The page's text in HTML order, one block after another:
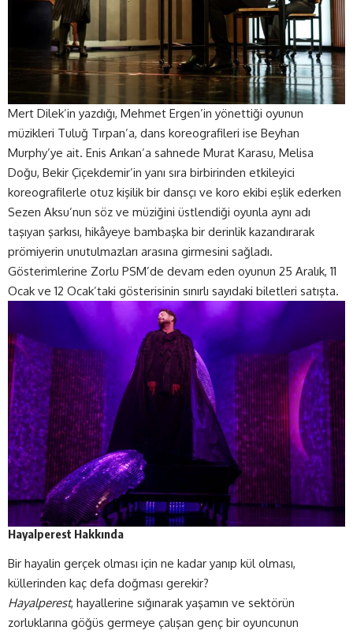
Mert Dilek’in yazdığı, Mehmet Ergen’in yönettiği oyunun
müzikleri Tuluğ Tırpan’a, dans koreografileri ise Beyhan
Murphy’ye ait. Enis Arıkan’a sahnede Murat Karasu, Melisa
Doğu, Bekir Çiçekdemir’in yanı sıra birbirinden etkileyici
koreografilerle otuz kişilik bir dansçı ve koro ekibi eşlik ederken
Sezen Aksu’nun söz ve müziğini üstlendiği oyunla aynı adı
taşıyan şarkısı, hikâyeye bambaşka bir derinlik kazandırarak
prömiyerin unutulmazları arasına girmesini sağladı.
Gösterimlerine Zorlu PSM’de devam eden oyunun 25 Aralık, 11
Ocak ve 12 Ocak’taki gösterisinin sınırlı sayıdaki biletleri satışta.
Hayalperest Hakkında
Bir hayalin gerçek olması için ne kadar yanıp kül olması,
küllerinden kaç defa doğması gerekir?
Hayalperest, hayallerine sığınarak yaşamın ve sektörün
zorluklarına göğüs germeye çalışan genç bir oyuncunun